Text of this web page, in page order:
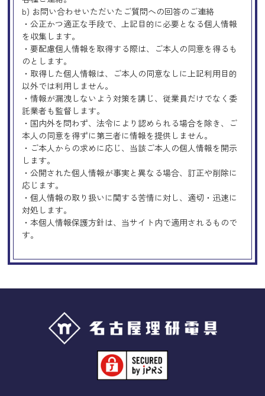
b) お問い合わせいただいたご質問への回答のご連絡
・公正かつ適正な手段で、上記目的に必要となる個人情報
を収集します。
・要配慮個人情報を取得する際は、ご本人の同意を得るも
のとします。
・取得した個人情報は、ご本人の同意なしに上記利用目的
以外では利用しません。
・情報が漏洩しないよう対策を講じ、従業員だけでなく委
託業者も監督します。
・国内外を問わず、法令により認められる場合を除き、ご
本人の同意を得ずに第三者に情報を提供しません。
・ご本人からの求めに応じ、当該ご本人の個人情報を開示
します。
・公開された個人情報が事実と異なる場合、訂正や削除に
応じます。
・個人情報の取り扱いに関する苦情に対し、適切・迅速に
対処します。
・本個人情報保護方針は、当サイト内で適用されるもので
す。
Googleアナリティクスの使用につい
当サイトでは、より良いサービスの提供、またユーザビリ
ティの向上のため、Googleアナリティクスを使用し、当サ
イトの利用状況などのデータ収集及び解析を行っておりま
す。その際、「Cookie」を通じて、Googleがお客様のIPア
ドレスなどの情報を収集する場合がありますが、
「Cookie」で収集される情報は個人を特定できるものでは